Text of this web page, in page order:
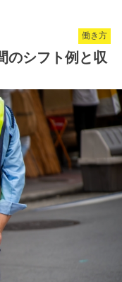
働き方
のシフト例と収